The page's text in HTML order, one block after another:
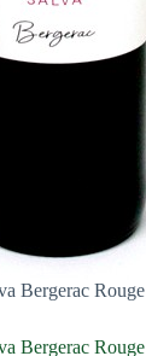
Bergerac Rouge
Bergerac Rouge